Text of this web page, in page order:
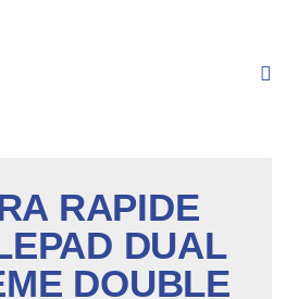
RAPIDE
DUAL
DOUBLE